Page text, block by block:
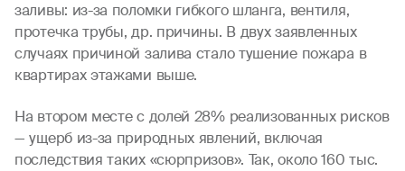
заливы: из-за поломки гибкого шланга, вентиля,
протечка трубы, др. причины. В двух заявленных
случаях причиной залива стало тушение пожара в
квартирах этажами выше.
На втором месте с долей 28% реализованных рисков
— ущерб из-за природных явлений, включая
последствия таких «сюрпризов». Так, около 160 тыс.